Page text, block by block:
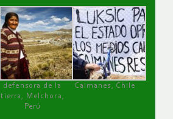
defensora de la
tierra, Melchora,
Perú
Caimanes, Chile